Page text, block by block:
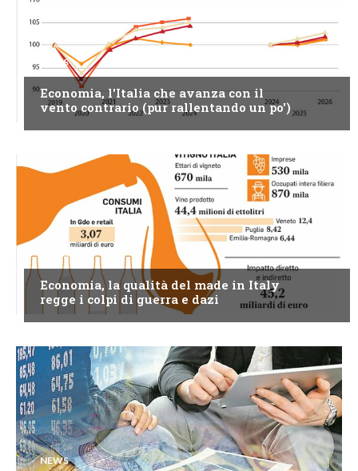
NEWS
Economia, l'Italia che avanza con il
vento contrario (pur rallentando un po')
NEWS
Economia, la qualità del made in Italy
regge i colpi di guerra e dazi
NEWS